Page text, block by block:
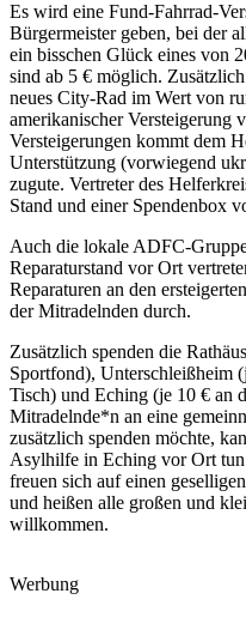
Es wird eine Fund-Fahrrad-
Bürgermeister geben, bei der
ein bisschen Glück eines von
sind ab 5 € möglich.
neues City-Rad im Wert von
amerikanischer Versteigerung
Versteigerungen kommt dem
Unterstützung (vorwiegend
zugute. Vertreter des
Stand und einer Spendenbox
Auch die lokale ADFC-
Reparaturstand vor Ort
Reparaturen an den
der Mitradelnden durch.
Zusätzlich spenden die
Sportfond), Unterschleißheim
Tisch) und Eching (je 10 € an
Mitradelnde*n an eine
zusätzlich spenden möchte,
Asylhilfe in Eching vor Ort
freuen sich auf einen
und heißen alle großen und
willkommen.
Werbung